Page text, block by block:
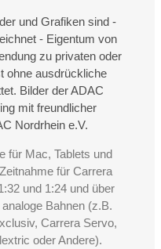
und Grafiken sind -
- Eigentum von
zu privaten oder
ohne ausdrückliche
Bilder der ADAC
mit freundlicher
Nordrhein e.V.
für Mac, Tablets und
für Carrera
und 1:24 und über
Bahnen (z.B.
Carrera Servo,
oder Andere).